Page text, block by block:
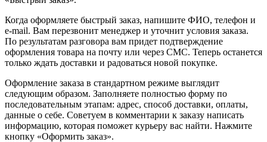
Когда оформляете быстрый заказ, напишите ФИО, телефон и
e-mail. Вам перезвонит менеджер и уточнит условия заказа.
По результатам разговора вам придет подтверждение
оформления товара на почту или через СМС. Теперь останется
только ждать доставки и радоваться новой покупке.
Оформление заказа в стандартном режиме выглядит
следующим образом. Заполняете полностью форму по
последовательным этапам: адрес, способ доставки, оплаты,
данные о себе. Советуем в комментарии к заказу написать
информацию, которая поможет курьеру вас найти. Нажмите
кнопку «Оформить заказ».